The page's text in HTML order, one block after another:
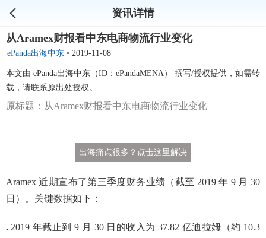
资讯详情
从Aramex财报看中东电商物流行业变化
ePanda出海中东 • 2019-11-08
本文由 ePanda出海中东（ID：ePandaMENA） 撰写/授权提供，如需转
载，请联系原出处授权。
原标题：从Aramex财报看中东电商物流行业变化
出海痛点很多？点击这里解决
Aramex 近期宣布了第三季度财务业绩（截至 2019 年 9 月 30
日）。关键数据如下：
. 2019 年截止到 9 月 30 日的收入为 37.82 亿迪拉姆（约 10.3